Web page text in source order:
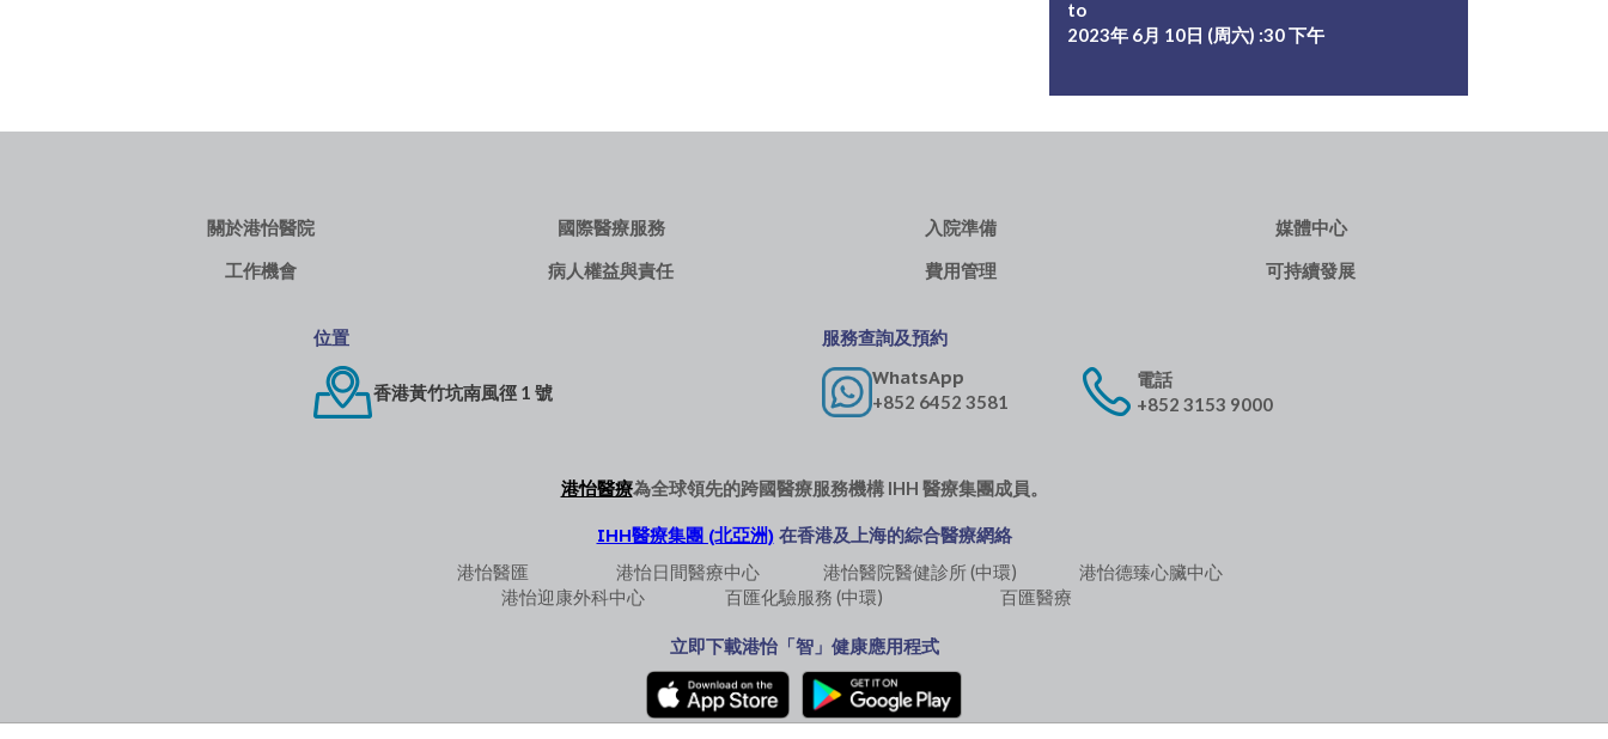
to
2023年 6月 10日 (周六) :30 下午
關於港怡醫院 國際醫療服務 入院準備
媒體中心
工作機會
病人權益與責任 費用管理 可持續發展
位置
香港黃竹坑南風徑 1 號
服務查詢及預約
WhatsApp
+852 6452 3581
電話
+852 3153 9000
港怡醫療為全球領先的跨國醫療服務機構 IHH 醫療集團成員。
IHH醫療集團 (北亞洲)在香港及上海的綜合醫療網絡
港怡醫匯 港怡日間醫療中心 港怡醫院醫健診所 (中環)
港怡德臻心臟中心
港怡迎康外科中心
百匯化驗服務 (中環) 百匯醫療
立即下載港怡「智」健康應用程式